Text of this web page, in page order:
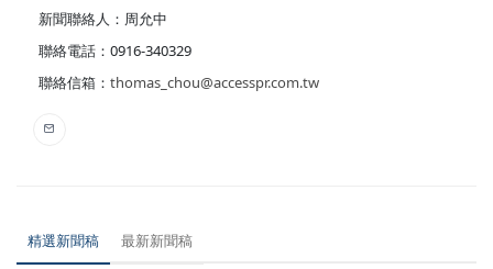
新聞聯絡人：周允中
聯絡電話：0916-340329
聯絡信箱： thomas_chou@accesspr.com.tw
精選新聞稿 最新新聞稿